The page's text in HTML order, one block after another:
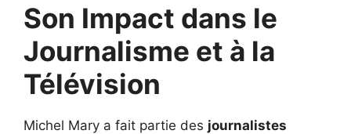
Son Impact dans le
Journalisme et à la
Télévision
Michel Mary a fait partie des journalistes